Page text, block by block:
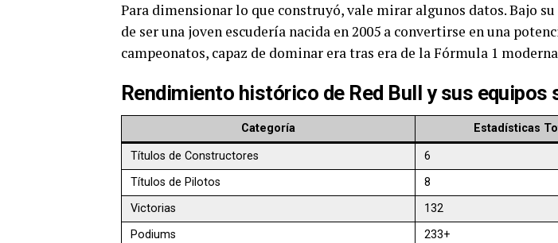
Para dimensionar lo que construyó, vale mirar algunos datos. Bajo
de ser una joven escudería nacida en 2005 a convertirse en una
campeonatos, capaz de dominar era tras era de la Fórmula 1
Rendimiento histórico de Red Bull y sus equipos
Categoría Estadísticas
Títulos de Constructores
6
Títulos de Pilotos
8
Victorias
132
Podiums
233+